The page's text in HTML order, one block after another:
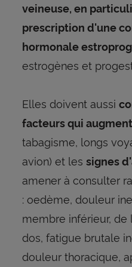
veineuse, en
prescription d'une
hormonale
estrogènes et
Elles doivent aussi
facteurs qui
tabagisme, longs
avion) et les signes
amener à consulter
: oedème, douleur
membre inférieur,
dos, fatigue brutale
douleur thoracique,